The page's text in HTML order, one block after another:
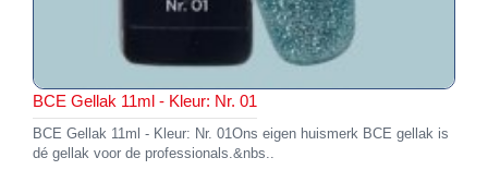
BCE Gellak 11ml - Kleur: Nr. 01
BCE Gellak 11ml - Kleur: Nr. 01Ons eigen huismerk BCE gellak is
dé gellak voor de professionals.&nbs..